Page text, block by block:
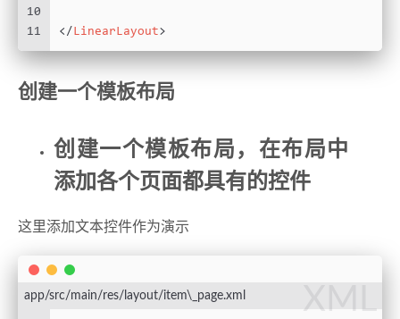
10
11
</ LinearLayout>
创建一个模板布局
创建一个模板布局，在布局中
添加各个页面都具有的控件
这里添加文本控件作为演示
XML
app/src/main/res/layout/item\_page.xml